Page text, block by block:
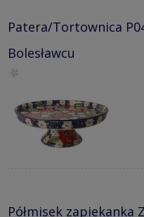
Patera/Tortownica
Bolesławcu
Półmisek zapiekanka